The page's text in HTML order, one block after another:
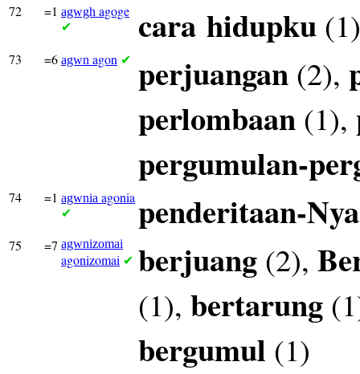
72 =1 agwgh agoge
✔ cara hidupku (1)
73 =6 agwn agon ✔ perjuangan (2),
perlombaan (1),
pergumulan-
74 =1 agwnia agonia
✔ penderitaan-Nya
75 =7 agwnizomai
agonizomai ✔ berjuang (2),
(1), bertarung
bergumul (1)